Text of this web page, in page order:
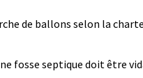
de ballons selon la
fosse septique doit être